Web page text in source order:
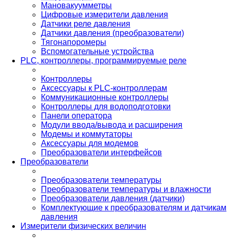
Мановакуумметры
Цифровые измерители давления
Датчики реле давления
Датчики давления (преобразователи)
Тягонапоромеры
Вспомогательные устройства
PLС, контроллеры, программируемые реле
Контроллеры
Аксессуары к PLC-контроллерам
Коммуникационные контроллеры
Контроллеры для водоподготовки
Панели оператора
Модули ввода/вывода и расширения
Модемы и коммутаторы
Аксессуары для модемов
Преобразователи интерфейсов
Преобразователи
Преобразователи температуры
Преобразователи температуры и влажности
Преобразователи давления (датчики)
Комплектующие к преобразователям и датчикам
давления
Измерители физических величин